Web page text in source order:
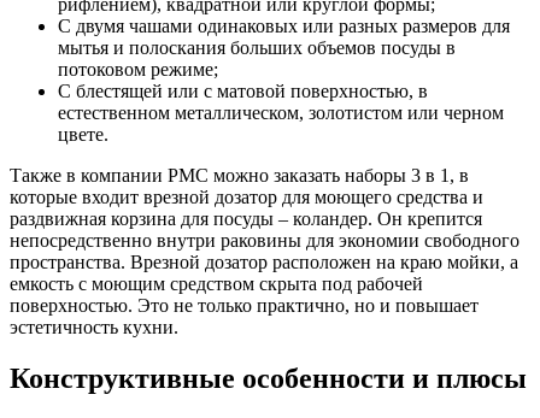
рифлением), квадратной или круглой формы;
С двумя чашами одинаковых или разных размеров для
мытья и полоскания больших объемов посуды в
потоковом режиме;
С блестящей или с матовой поверхностью, в
естественном металлическом, золотистом или черном
цвете.
Также в компании РМС можно заказать наборы 3 в 1, в
которые входит врезной дозатор для моющего средства и
раздвижная корзина для посуды – коландер. Он крепится
непосредственно внутри раковины для экономии свободного
пространства. Врезной дозатор расположен на краю мойки, а
емкость с моющим средством скрыта под рабочей
поверхностью. Это не только практично, но и повышает
эстетичность кухни.
Конструктивные особенности и плюсы